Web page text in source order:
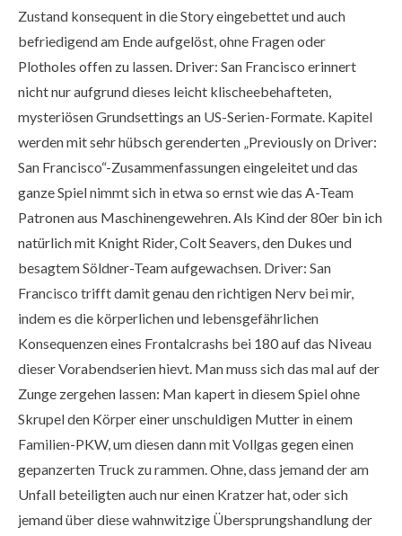
Zustand konsequent in die Story eingebettet und auch
befriedigend am Ende aufgelöst, ohne Fragen oder
Plotholes offen zu lassen. Driver: San Francisco erinnert
nicht nur aufgrund dieses leicht klischeebehafteten,
mysteriösen Grundsettings an US-Serien-Formate. Kapitel
werden mit sehr hübsch gerenderten „Previously on Driver:
San Francisco“-Zusammenfassungen eingeleitet und das
ganze Spiel nimmt sich in etwa so ernst wie das A-Team
Patronen aus Maschinengewehren. Als Kind der 80er bin ich
natürlich mit Knight Rider, Colt Seavers, den Dukes und
besagtem Söldner-Team aufgewachsen. Driver: San
Francisco trifft damit genau den richtigen Nerv bei mir,
indem es die körperlichen und lebensgefährlichen
Konsequenzen eines Frontalcrashs bei 180 auf das Niveau
dieser Vorabendserien hievt. Man muss sich das mal auf der
Zunge zergehen lassen: Man kapert in diesem Spiel ohne
Skrupel den Körper einer unschuldigen Mutter in einem
Familien-PKW, um diesen dann mit Vollgas gegen einen
gepanzerten Truck zu rammen. Ohne, dass jemand der am
Unfall beteiligten auch nur einen Kratzer hat, oder sich
jemand über diese wahnwitzige Übersprungshandlung der